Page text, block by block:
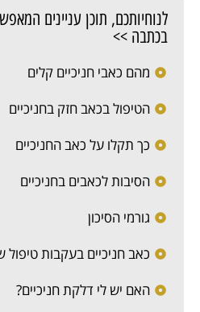
לנוחיותכם, תוכן עניינים
בכתבה >>
מהם כאבי חניכיים קלים
הטיפול בכאב חזק בחניכיים
כך תקלו על כאב החניכיים
הסיבות לכאבים בחניכיים
גורמי הסיכון
כאב חניכיים בעקבות טיפול
האם יש לי דלקת חניכיים?